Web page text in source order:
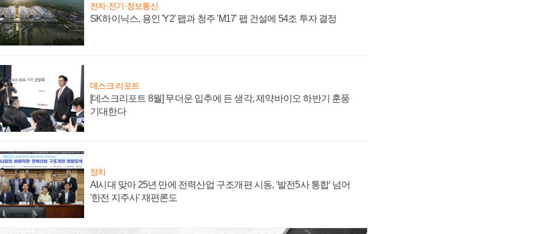
전자·전기·정보통신
SK하이닉스, 용인 'Y2' 팹과 청주 'M17' 팹 건설에 54조 투자 결정
데스크 리포트
[데스크리포트 8월] 무더운 입추에 든 생각, 제약바이오 하반기 훈풍
기대한다
정치
AI시대 맞아 25년 만에 전력산업 구조개편 시동, '발전5사 통합' 넘어
'한전 지주사' 재편론도